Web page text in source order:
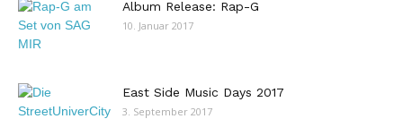
Album Release: Rap-G
10. Januar 2017
East Side Music Days 2017
3. September 2017